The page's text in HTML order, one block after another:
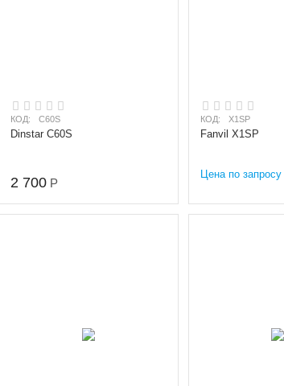
КОД: C60S
Dinstar C60S
2 700 Р
КОД: X1SP
Fanvil X1SP
Цена по запросу